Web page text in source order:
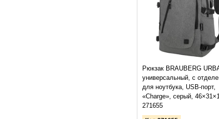
Рюкзак BRAUBERG
универсальный, с
для ноутбука, USB-порт,
«Charge», серый,
271655